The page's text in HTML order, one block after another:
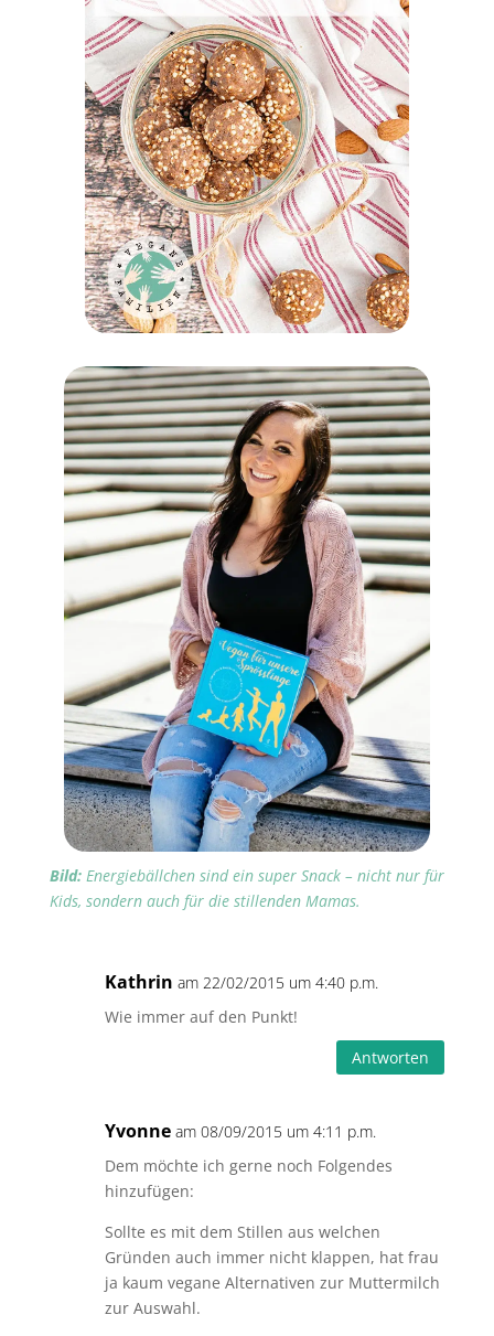
Bild:Energiebällchen sind ein super Snack – nicht nur für
Kids, sondern auch für die stillenden Mamas.
Kathrin am 22/02/2015 um 4:40 p.m.
Wie immer auf den Punkt!
Antworten
Yvonne am 08/09/2015 um 4:11 p.m.
Dem möchte ich gerne noch Folgendes
hinzufügen:
Sollte es mit dem Stillen aus welchen
Gründen auch immer nicht klappen, hat frau
ja kaum vegane Alternativen zur Muttermilch
zur Auswahl.